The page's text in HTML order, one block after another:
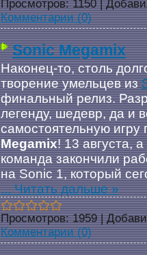
Просмотров: 1150 |
Комментарии (0)
Sonic Megamix
Наконец-то, столь
творение умельцев из
финальный релиз.
легенду, шедевр, да и
самостоятельную
Megamix! 13 августа,
команда закончили
на Sonic 1, который
...Читать дальше »
Просмотров: 1959 |
Комментарии (0)